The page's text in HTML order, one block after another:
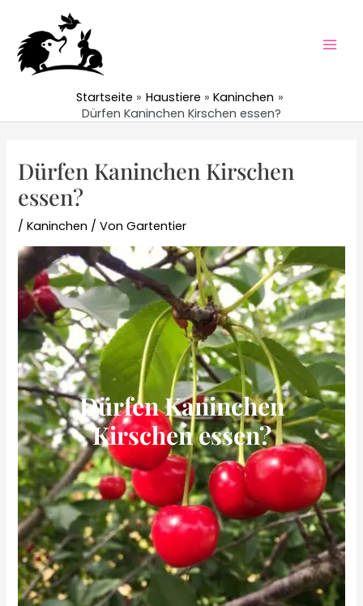
springen
Startseite Haustiere
Kaninchen
Dürfen Kaninchen Kirschen essen?
Dürfen Kaninchen Kirschen
essen?
/Kaninchen / VonGartentier
Dürfen Kaninchen
Kirschen essen?